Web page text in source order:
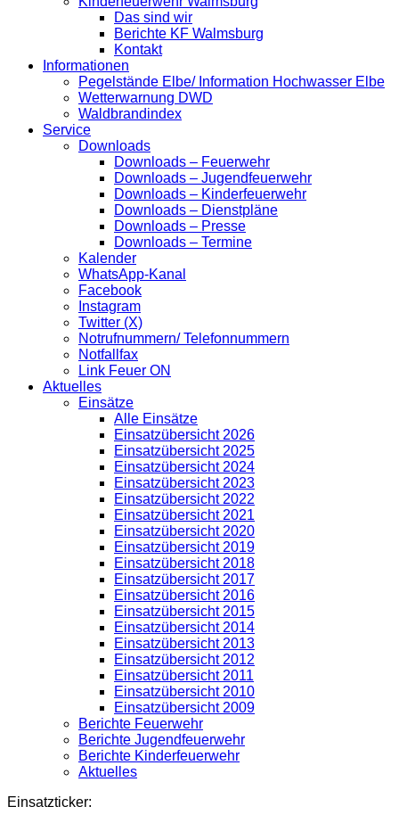
Das sind wir
Berichte KF Walmsburg
Kontakt
Informationen
Pegelstände Elbe/ Information Hochwasser Elbe
Wetterwarnung DWD
Waldbrandindex
Service
Downloads
Downloads – Feuerwehr
Downloads – Jugendfeuerwehr
Downloads – Kinderfeuerwehr
Downloads – Dienstpläne
Downloads – Presse
Downloads – Termine
Kalender
WhatsApp-Kanal
Facebook
Instagram
Twitter (X)
Notrufnummern/ Telefonnummern
Notfallfax
Link Feuer ON
Aktuelles
Einsätze
Alle Einsätze
Einsatzübersicht 2026
Einsatzübersicht 2025
Einsatzübersicht 2024
Einsatzübersicht 2023
Einsatzübersicht 2022
Einsatzübersicht 2021
Einsatzübersicht 2020
Einsatzübersicht 2019
Einsatzübersicht 2018
Einsatzübersicht 2017
Einsatzübersicht 2016
Einsatzübersicht 2015
Einsatzübersicht 2014
Einsatzübersicht 2013
Einsatzübersicht 2012
Einsatzübersicht 2011
Einsatzübersicht 2010
Einsatzübersicht 2009
Berichte Feuerwehr
Berichte Jugendfeuerwehr
Berichte Kinderfeuerwehr
Aktuelles
Einsatzticker: